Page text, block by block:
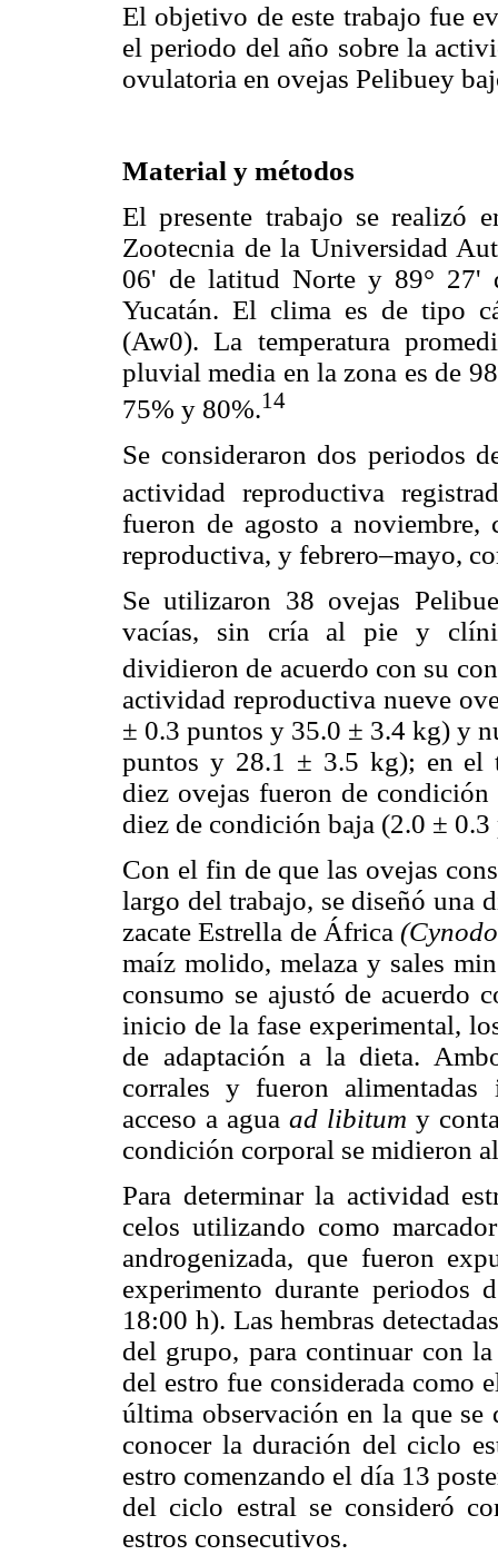
El objetivo de este trabajo fue
el periodo del año sobre la
ovulatoria en ovejas Pelibuey
Material y métodos
El presente trabajo se realizó
Zootecnia de la Universidad
06' de latitud Norte y 89° 27'
Yucatán. El clima es de tipo
(Aw0). La temperatura
pluvial media en la zona es de
75% y 80%.14
Se consideraron dos periodos
actividad reproductiva
fueron de agosto a noviembre,
reproductiva, y febrero–mayo,
Se utilizaron 38 ovejas
vacías, sin cría al pie y
dividieron de acuerdo con su
actividad reproductiva nueve
± 0.3 puntos y 35.0 ± 3.4 kg) y
puntos y 28.1 ± 3.5 kg); en el
diez ovejas fueron de
diez de condición baja (2.0 ±
Con el fin de que las ovejas
largo del trabajo, se diseñó una
zacate Estrella de África
maíz molido, melaza y sales
consumo se ajustó de acuerdo
inicio de la fase experimental,
de adaptación a la dieta.
corrales y fueron
acceso a aguaad libitumy
condición corporal se midieron
Para determinar la actividad
celos utilizando como
androgenizada, que fueron
experimento durante
18:00 h). Las hembras
del grupo, para continuar con
del estro fue considerada como
última observación en la que se
conocer la duración del ciclo
estro comenzando el día 13
del ciclo estral se consideró
estros consecutivos.